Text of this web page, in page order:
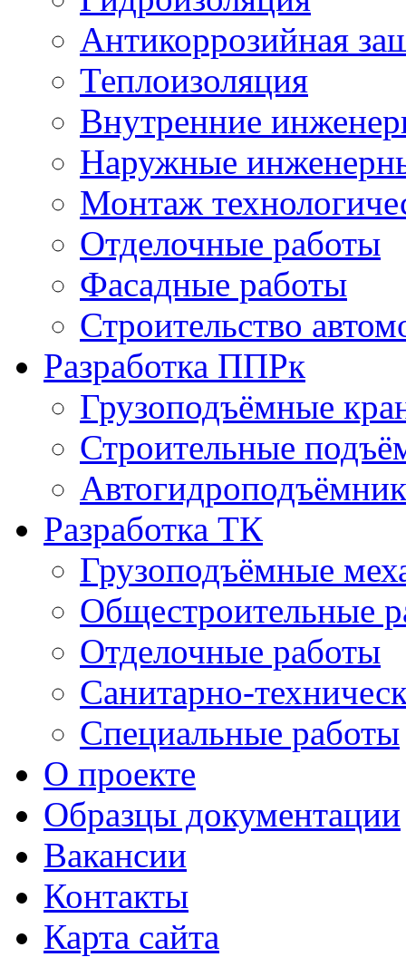
Антикоррозийная
Теплоизоляция
Внутренние
Наружные
Монтаж
Отделочные работы
Фасадные работы
Строительство
Разработка ППРк
Грузоподъёмные
Строительные
Разработка ТК
Грузоподъёмные
Общестроительные
Отделочные работы
Санитарно-
Специальные работы
О проекте
Образцы документации
Вакансии
Контакты
Карта сайта